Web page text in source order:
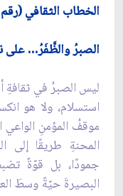
الخطاب الثقافي (رقم 47)
الصبرُ والظَّفَرُ… على
ليس الصبرُ في ثقافةِ
استسلام، ولا هو
موقفُ المؤمنِ الواعي
المحنةِ طريقًا إلى
جمودًا، بل قوّةٌ
البصيرةَ حيّةً وسطَ